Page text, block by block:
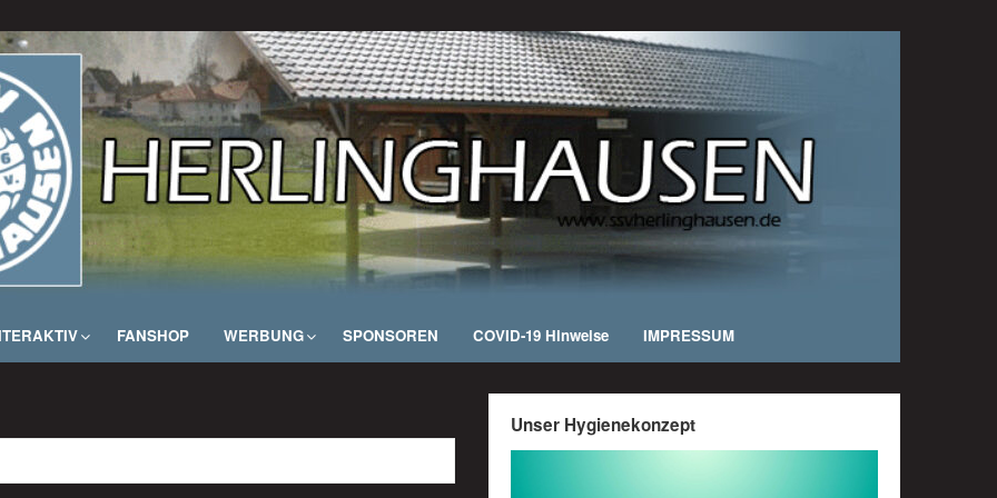
FANSHOP WERBUNG SPONSOREN COVID-19 Hinweise IMPRESSUM
Unser Hygienekonzept